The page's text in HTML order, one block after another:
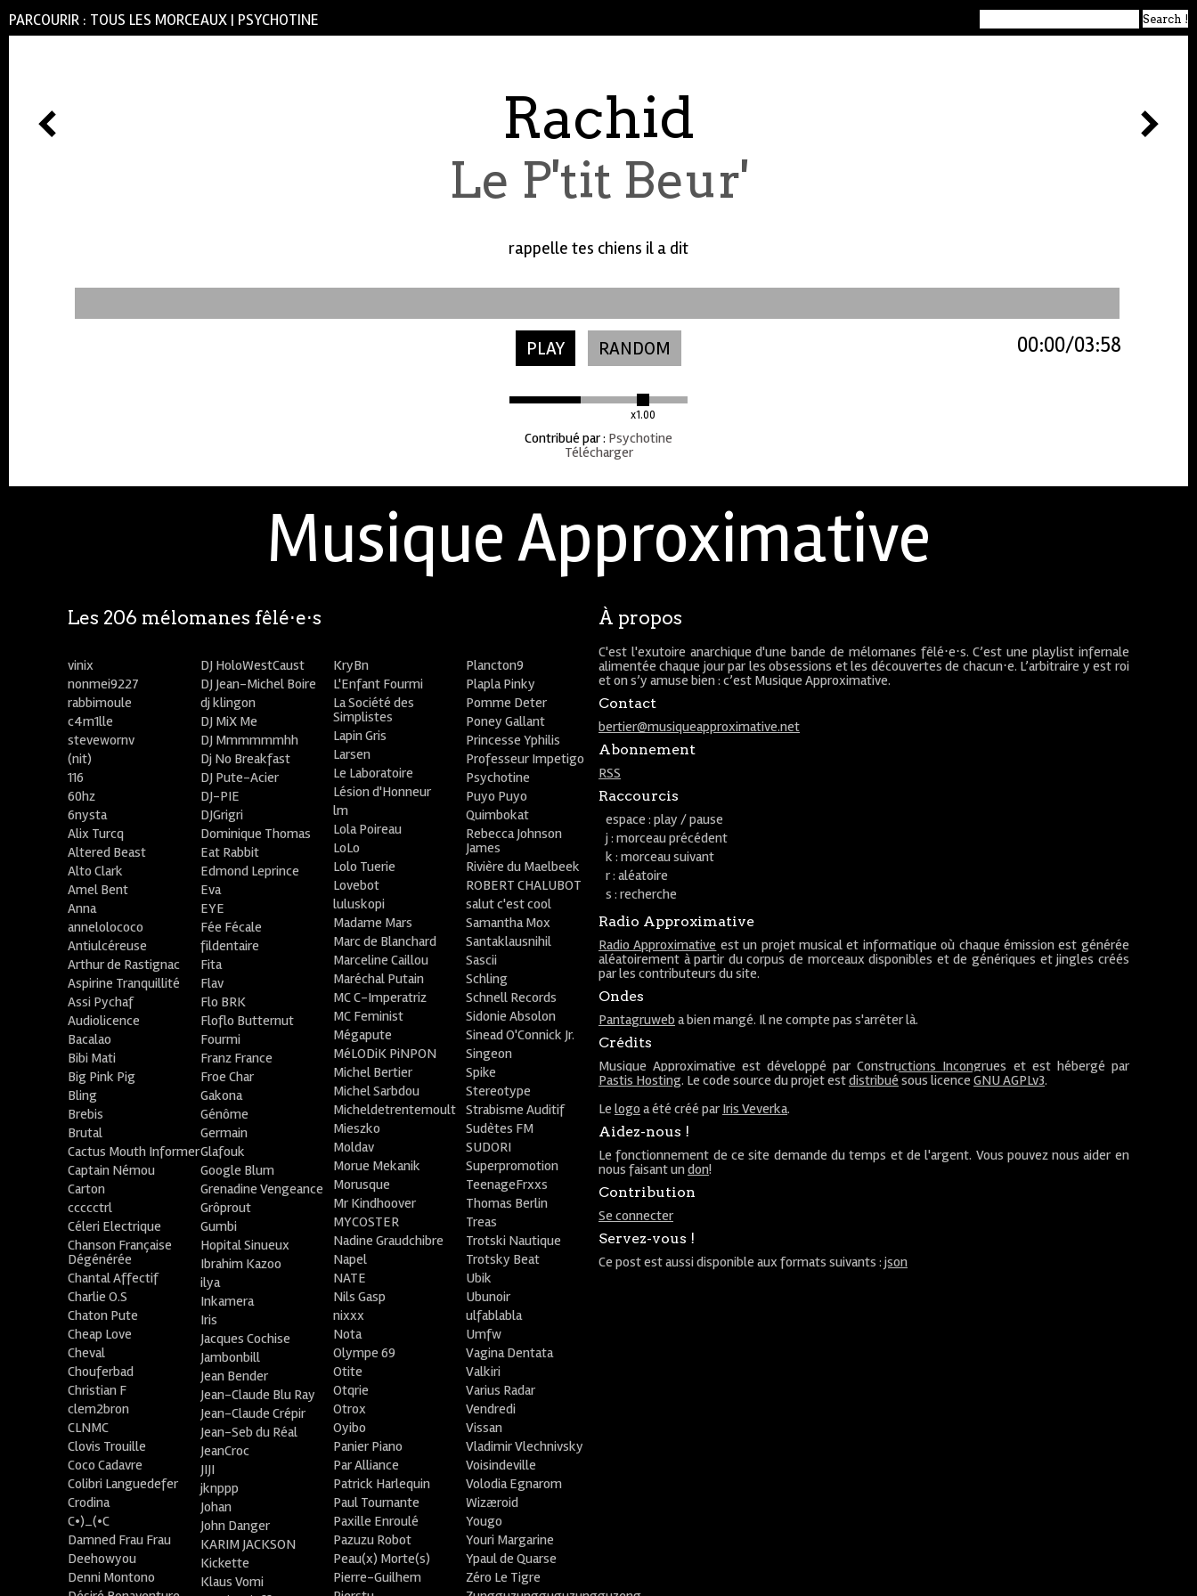
PARCOURIR : TOUS LES MORCEAUX | PSYCHOTINE
Rachid
Le P'tit Beur'
rappelle tes chiens il a dit
PLAY RANDOM
x1.00
03:58
00:00
Contribué par: Psychotine
Télécharger
Musique Approximative
À propos
C'est l'exutoire anarchique d'une bande de mélomanes fêlé⋅e⋅s. C’est une playlist infernale
alimentée chaque jour par les obsessions et les découvertes de chacun⋅e. L’arbitraire y est roi
et on s’y amuse bien : c’est Musique Approximative.
Contact
bertier@musiqueapproximative.net
Abonnement
RSS
Raccourcis
espace : play / pause
j : morceau précédent
k : morceau suivant
r : aléatoire
s : recherche
Radio Approximative
Radio Approximative est un projet musical et informatique où chaque émission est générée
aléatoirement à partir du corpus de morceaux disponibles et de génériques et jingles créés
par les contributeurs du site.
Ondes
Pantagruweb a bien mangé. Il ne compte pas s'arrêter là.
Crédits
Musique Approximative est développé parConstructions Incongrues et est hébergé par
Pastis Hosting. Le code source du projet estdistribué sous licence GNU AGPLv3.
Le logo a été créé par Iris Veverka.
Aidez-nous !
Le fonctionnement de ce site demande du temps et de l'argent. Vous pouvez nous aider en
nous faisant undon!
Contribution
Se connecter
Servez-vous !
Ce post est aussi disponible aux formats suivants : json
Les 206 mélomanes fêlé⋅e⋅s
vinix
nonmei9227
rabbimoule
c4m1lle
stevewornv
(nit)
116
60hz
6nysta
Alix Turcq
Altered Beast
Alto Clark
Amel Bent
Anna
annelolococo
Antiulcéreuse
Arthur de Rastignac
Aspirine Tranquillité
Assi Pychaf
Audiolicence
Bacalao
Bibi Mati
Big Pink Pig
Bling
Brebis
Brutal
Cactus Mouth Informer
Captain Némou
Carton
ccccctrl
Céleri Electrique
Chanson Française
Dégénérée
Chantal Affectif
Charlie O.S
Chaton Pute
Cheap Love
Cheval
Chouferbad
Christian F
clem2bron
CLNMC
Clovis Trouille
Coco Cadavre
Colibri Languedefer
Crodina
C•)_(•C
Damned Frau Frau
Deehowyou
Denni Montono
DJ HoloWestCaust
DJ Jean-Michel Boire
dj klingon
DJ MiX Me
DJ Mmmmmmhh
Dj No Breakfast
DJ Pute-Acier
DJ-PIE
DJGrigri
Dominique Thomas
Eat Rabbit
Edmond Leprince
Eva
EYE
Fée Fécale
fildentaire
Fita
Flav
Flo BRK
Floflo Butternut
Fourmi
Franz France
Froe Char
Gakona
Génôme
Germain
Glafouk
Google Blum
Grenadine Vengeance
Grôprout
Gumbi
Hopital Sinueux
Ibrahim Kazoo
ilya
Inkamera
Iris
Jacques Cochise
Jambonbill
Jean Bender
Jean-Claude Blu Ray
Jean-Claude Crépir
Jean-Seb du Réal
JeanCroc
JIJI
jknppp
Johan
John Danger
KARIM JACKSON
Kickette
Klaus Vomi
KryBn
L'Enfant Fourmi
La Société des
Simplistes
Lapin Gris
Larsen
Le Laboratoire
Lésion d'Honneur
lm
Lola Poireau
LoLo
Lolo Tuerie
Lovebot
luluskopi
Madame Mars
Marc de Blanchard
Marceline Caillou
Maréchal Putain
MC C-Imperatriz
MC Feminist
Mégapute
MéLODiK PiNPON
Michel Bertier
Michel Sarbdou
Micheldetrentemoult
Mieszko
Moldav
Morue Mekanik
Morusque
Mr Kindhoover
MYCOSTER
Nadine Graudchibre
Napel
NATE
Nils Gasp
nixxx
Nota
Olympe 69
Otite
Otqrie
Otrox
Oyibo
Panier Piano
Par Alliance
Patrick Harlequin
Paul Tournante
Paxille Enroulé
Pazuzu Robot
Peau(x) Morte(s)
Pierre-Guilhem
Plancton9
Plapla Pinky
Pomme Deter
Poney Gallant
Princesse Yphilis
Professeur Impetigo
Psychotine
Puyo Puyo
Quimbokat
Rebecca Johnson
James
Rivière du Maelbeek
ROBERT CHALUBOT
salut c'est cool
Samantha Mox
Santaklausnihil
Sascii
Schling
Schnell Records
Sidonie Absolon
Sinead O'Connick Jr.
Singeon
Spike
Stereotype
Strabisme Auditif
Sudètes FM
SUDORI
Superpromotion
TeenageFrxxs
Thomas Berlin
Treas
Trotski Nautique
Trotsky Beat
Ubik
Ubunoir
ulfablabla
Umfw
Vagina Dentata
Valkiri
Varius Radar
Vendredi
Vissan
Vladimir Vlechnivsky
Voisindeville
Volodia Egnarom
Wizæroid
Yougo
Youri Margarine
Ypaul de Quarse
Zéro Le Tigre